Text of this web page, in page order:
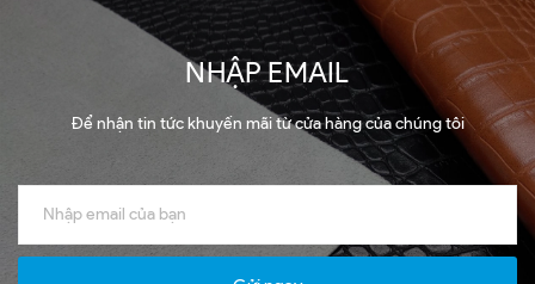
NHẬP EMAIL
Để nhận tin tức khuyến mãi từ cửa hàng của chúng tôi